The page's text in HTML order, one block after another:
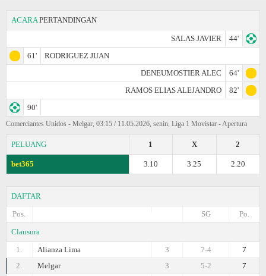
ACARA PERTANDINGAN
SALAS JAVIER
44'
61'
RODRIGUEZ JUAN
DENEUMOSTIER ALEC
64'
RAMOS ELIAS ALEJANDRO
82'
90'
Comerciantes Unidos - Melgar, 03:15 / 11.05.2026, senin, Liga 1 Movistar - Apertura
PELUANG 2
X
1
bet365 2.20
3.25
3.10
DAFTAR
Pos.
Po.
SG
Clausura
1.
Alianza Lima 7
7-4
3
2.
Melgar 7
5-2
3